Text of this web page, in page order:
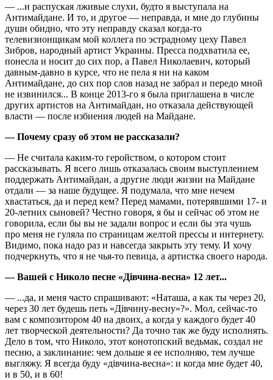
— ...и распуская лживые слухи, будто я выступала на
Антимайдане. И то, и другое — неправда, и мне до глубины
души обидно, что эту неправду сказал когда-то
телевизионщикам мой коллега по эстрадному цеху Павел
Зибров, народный артист Украины. Пресса подхватила ее,
понесла и носит до сих пор, а Павел Николаевич, который
давным-давно в курсе, что не пела я ни на каком
Антимайдане, до сих пор слов назад не забрал и передо мной
не извинился... В конце 2013-го я была приглашена в числе
других артистов на Антимайдан, но отказала действующей
власти — после избиения людей на Майдане.
— Почему сразу об этом не рассказали?
— Не считала каким-то геройством, о котором стоит
рассказывать. Я всего лишь отказалась своим выступлением
поддержать Антимайдан, а другие люди жизни на Майдане
отдали — за наше будущее. Я подумала, что мне нечем
хвастаться, да и перед кем? Перед мамами, потерявшими 17- и
20-летних сыновей? Честно говоря, я бы и сейчас об этом не
говорила, если бы вы не задали вопрос и если бы эта чушь
про меня не гуляла по страницам желтой прессы и интернету.
Видимо, пока надо раз и навсегда закрыть эту тему. И хочу
подчеркнуть, что я не чья-то певица, а артистка своего народа.
— Вашей с Николо песне «Дівчина-весна» 12 лет...
— ...да, и меня часто спрашивают: «Наташа, а как ты через 20,
через 30 лет будешь петь «Дівчину-весну»?». Мол, сейчас-то
вам с композитором 40 на двоих, а когда у каждого будет 40
лет творческой деятельности? Да точно так же буду исполнять.
Дело в том, что Николо, этот конотопский ведьмак, создал не
песню, а заклинание: чем дольше я ее исполняю, тем лучше
выгляжу. Я всегда буду «дівчина-весна»: и когда мне будет 40,
и в 50, и в 60!